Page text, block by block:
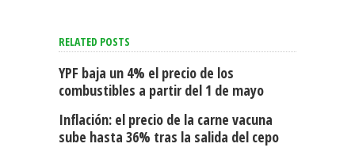
RELATED POSTS
YPF baja un 4% el precio de los
combustibles a partir del 1 de mayo
Inflación: el precio de la carne vacuna
sube hasta 36% tras la salida del cepo